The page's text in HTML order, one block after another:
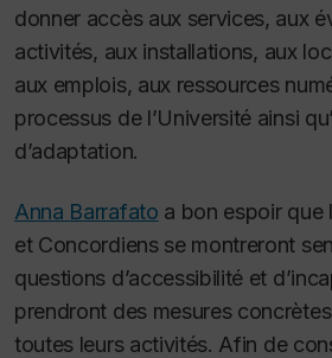
donner accès aux services, aux
activités, aux installations, aux
aux emplois, aux ressources
processus de l’Université ainsi
d’adaptation.
Anna Barrafato a bon espoir que
et Concordiens se montreront
questions d’accessibilité et
prendront des mesures
toutes leurs activités. Afin de